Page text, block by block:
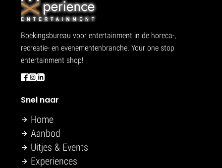
Boekingsbureau voor entertainment in de horeca-,
recreatie- en evenementenbranche. Your one stop
entertainment shop!
Snel naar
Home
Aanbod
Uitjes & Events
Experiences